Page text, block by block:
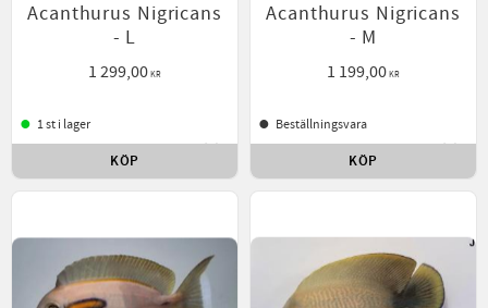
Acanthurus Nigricans
- L
1 299,00KR
1 st i lager
KÖP
Acanthurus Nigricans
- M
1 199,00KR
Beställningsvara
KÖP